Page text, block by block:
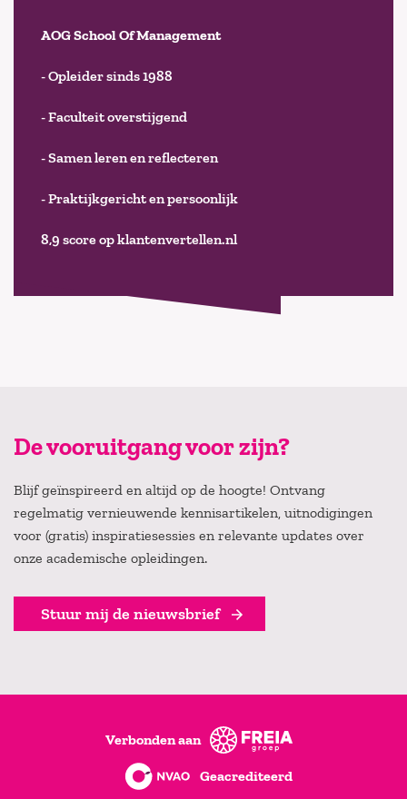
AOG School Of Management
- Opleider sinds 1988
- Faculteit overstijgend
- Samen leren en reflecteren
- Praktijkgericht en persoonlijk
8,9 score op klantenvertellen.nl
De vooruitgang voor zijn?
Blijf geïnspireerd en altijd op de hoogte! Ontvang
regelmatig vernieuwende kennisartikelen, uitnodigingen
voor (gratis) inspiratiesessies en relevante updates over
onze academische opleidingen.
Stuur mij de nieuwsbrief
Verbonden aan
Geacrediteerd